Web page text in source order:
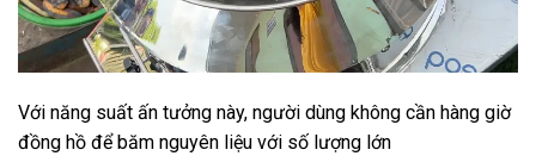
Với năng suất ấn tưởng này, người dùng không cần hàng giờ
đồng hồ để băm nguyên liệu với số lượng lớn